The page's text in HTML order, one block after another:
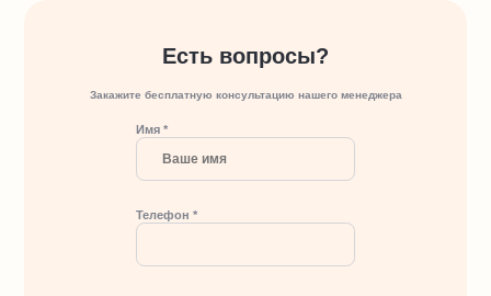
Есть вопросы?
Закажите бесплатную консультацию нашего менеджера
Имя *
Телефон *